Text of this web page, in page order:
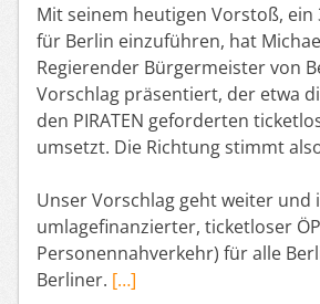
Mit seinem heutigen Vorstoß, ein
für Berlin einzuführen, hat
Regierender Bürgermeister von
Vorschlag präsentiert, der etwa
den PIRATEN geforderten
umsetzt. Die Richtung stimmt
Unser Vorschlag geht weiter und
umlagefinanzierter, ticketloser
Personennahverkehr) für alle
Berliner. […]